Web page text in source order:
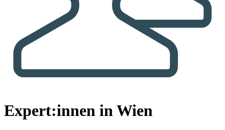
Expert:innen in Wien